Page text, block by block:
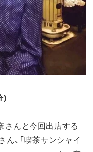
)
さんと今回出店する
ん、「喫茶サンシャイ